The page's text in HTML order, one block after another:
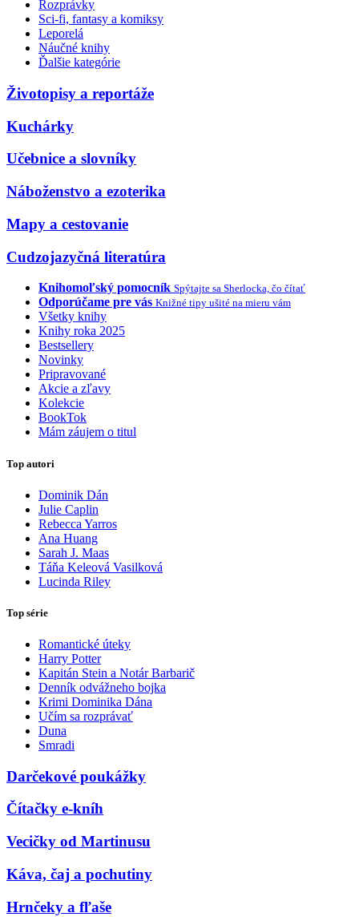
Rozprávky
Sci-fi, fantasy a komiksy
Leporelá
Náučné knihy
Ďalšie kategórie
Životopisy a reportáže
Kuchárky
Učebnice a slovníky
Náboženstvo a ezoterika
Mapy a cestovanie
Cudzojazyčná literatúra
Knihomoľský pomocník Spýtajte sa Sherlocka, čo čítať
Odporúčame pre vás Knižné tipy ušité na mieru vám
Všetky knihy
Knihy roka 2025
Bestsellery
Novinky
Pripravované
Akcie a zľavy
Kolekcie
BookTok
Mám záujem o titul
Top autori
Dominik Dán
Julie Caplin
Rebecca Yarros
Ana Huang
Sarah J. Maas
Táňa Keleová Vasilková
Lucinda Riley
Top série
Romantické úteky
Harry Potter
Kapitán Stein a Notár Barbarič
Denník odvážneho bojka
Krimi Dominika Dána
Učím sa rozprávať
Duna
Smradi
Darčekové poukážky
Čítačky e-kníh
Vecičky od Martinusu
Káva, čaj a pochutiny
Hrnčeky a fľaše